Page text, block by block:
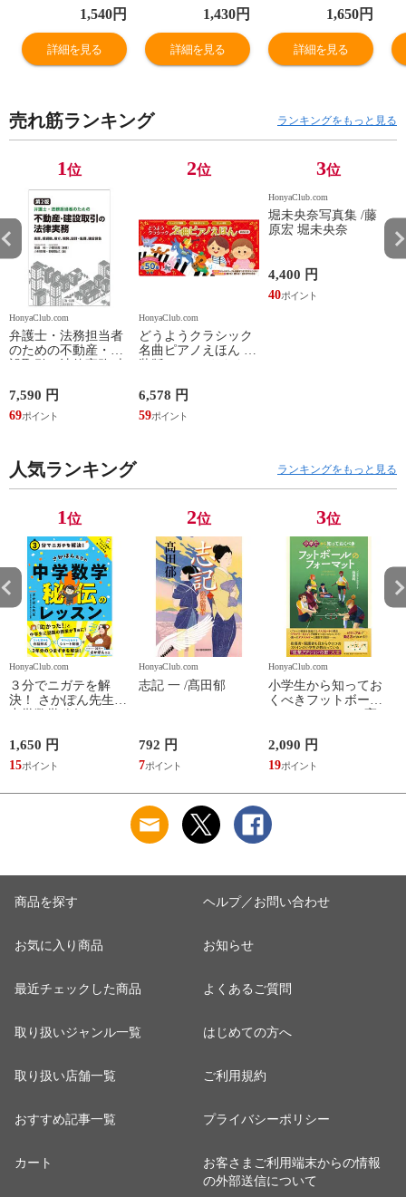
1,540円
詳細を見る
も人気！ 改訂版
/岡本啓子
1,430円
詳細を見る
いぬいの着せか
え服
1,650円
詳細を見る
売れ筋ランキング ランキングをもっと見る
1位
HonyaClub.com
弁護士・法務担当者
のための不動産・建
開発、設計・監理、
建設請負 第２版 /富
田裕 小里佳嵩
7,590 円
69
2位
HonyaClub.com
どうようクラシック
名曲ピアノえほん 新
ワシマミワコ
6,578 円
59
3位
HonyaClub.com
堀未央奈写真集 /藤
原宏 堀未央奈
4,400 円
40
人気ランキング ランキングをもっと見る
1位
HonyaClub.com
３分でニガテを解
決！ さかぽん先生の
中学数学秘伝のレッ
1,650 円
15
2位
HonyaClub.com
志記 一 /髙田郁
792 円
7
3位
HonyaClub.com
小学生から知ってお
くべきフットボール
のフォーマット /高
2,090 円
19
商品を探す
お気に入り商品
最近チェックした商品
取り扱いジャンル一覧
取り扱い店舗一覧
おすすめ記事一覧
カート
ヘルプ／お問い合わせ
お知らせ
よくあるご質問
はじめての方へ
ご利用規約
プライバシーポリシー
お客さまご利用端末からの情報
の外部送信について